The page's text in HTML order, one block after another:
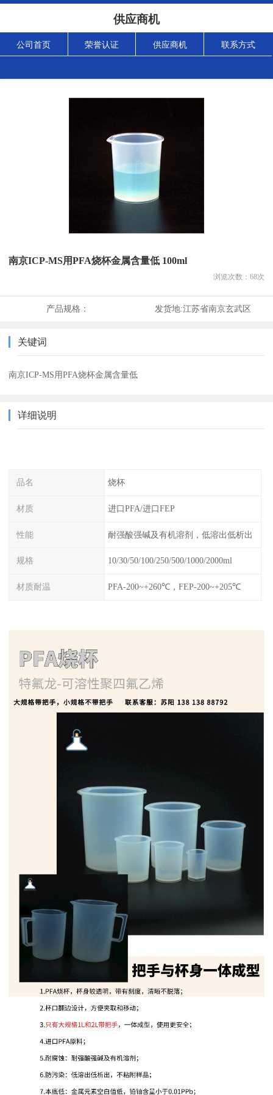
供应商机
公司首页 荣誉认证 供应商机 联系方式
南京ICP-MS用PFA烧杯金属含量低 100ml
浏览次数： 68次
产品规格： 发货地:江苏省南京玄武区
关键词
南京ICP-MS用PFA烧杯金属含量低
详细说明
品名 烧杯
材质 进口PFA/进口FEP
性能 耐强酸强碱及有机溶剂，低溶出低析出
规格 10/30/50/100/250/500/1000/2000ml
材质耐温 PFA-200~+260℃，FEP-200~+205℃